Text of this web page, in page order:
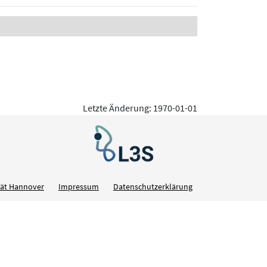
Letzte Änderung: 1970-01-01
Hannover Impressum Datenschutzerklärung